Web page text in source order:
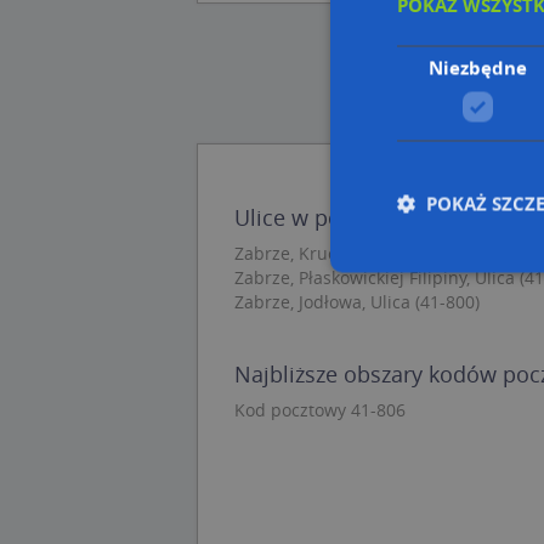
Ulice w pobliżu
Zabrze, Krucza, Ulica (41-806)
Zabrze, Płaskowickiej Filipiny, Ulica
Zabrze, Jodłowa, Ulica (41-800)
Najbliższe obszary kodów
Kod pocztowy 41-806
Niezbędne
POKAŻ
Niezbędne pliki
zarządzanie